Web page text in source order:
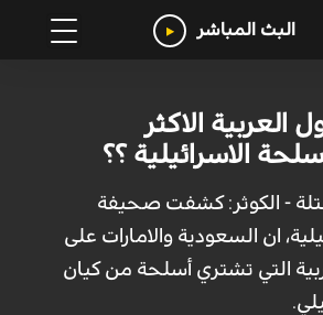
البث المباشر
العربية الاكثر
الاسرائيلية ؟؟
- الكوثر: كشفت صحيفة
ان السعودية والامارات على
التي تشتري أسلحة من كيان